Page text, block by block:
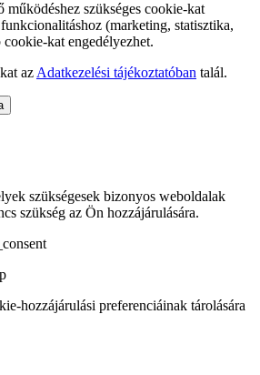
működéshez szükséges cookie-kat
(marketing, statisztika,
cookie-kat engedélyezhet.
az Adatkezelési tájékoztatóban talál.
szükségesek bizonyos weboldalak
szükség az Ön hozzájárulására.
hozzájárulási preferenciáinak tárolására